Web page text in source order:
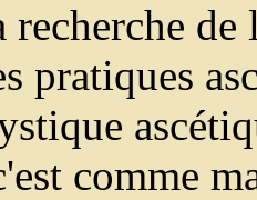
de
pratiques
comme